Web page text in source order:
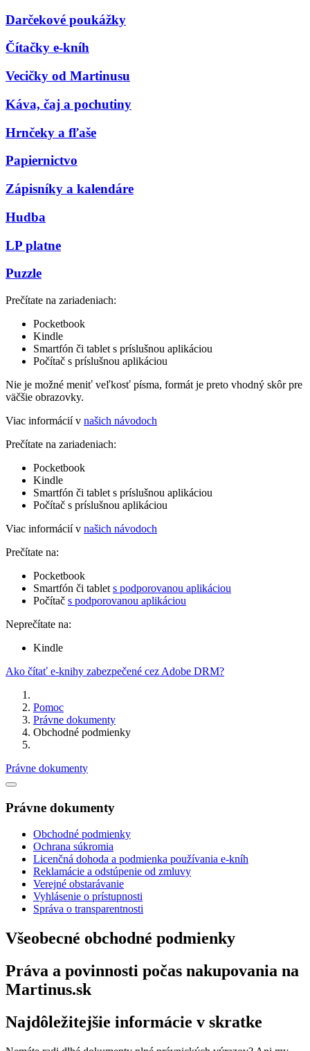
Darčekové poukážky
Čítačky e-kníh
Vecičky od Martinusu
Káva, čaj a pochutiny
Hrnčeky a fľaše
Papiernictvo
Zápisníky a kalendáre
Hudba
LP platne
Puzzle
Prečítate na zariadeniach:
Pocketbook
Kindle
Smartfón či tablet s príslušnou aplikáciou
Počítač s príslušnou aplikáciou
Nie je možné meniť veľkosť písma, formát je preto vhodný skôr pre
väčšie obrazovky.
Viac informácií v našich návodoch
Prečítate na zariadeniach:
Pocketbook
Kindle
Smartfón či tablet s príslušnou aplikáciou
Počítač s príslušnou aplikáciou
Viac informácií v našich návodoch
Prečítate na:
Pocketbook
Smartfón či tablet s podporovanou aplikáciou
Počítač s podporovanou aplikáciou
Neprečítate na:
Kindle
Ako čítať e-knihy zabezpečené cez Adobe DRM?
Pomoc
Právne dokumenty
Obchodné podmienky
Právne dokumenty
Právne dokumenty
Obchodné podmienky
Ochrana súkromia
Licenčná dohoda a podmienka používania e-kníh
Reklamácie a odstúpenie od zmluvy
Verejné obstarávanie
Vyhlásenie o prístupnosti
Správa o transparentnosti
Všeobecné obchodné podmienky
Práva a povinnosti počas nakupovania na
Martinus.sk
Najdôležitejšie informácie v skratke